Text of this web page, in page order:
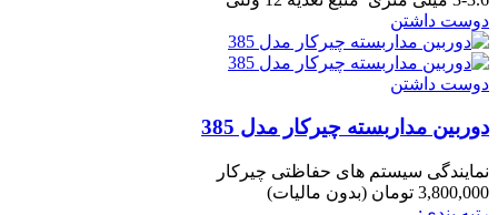
دوست داشتن
دوست داشتن
دوربین مداربسته چیرکار مدل 385
نمایندگی سیستم های حفاظتی چیرکار
3,800,000 تومان
(بدون مالیات)